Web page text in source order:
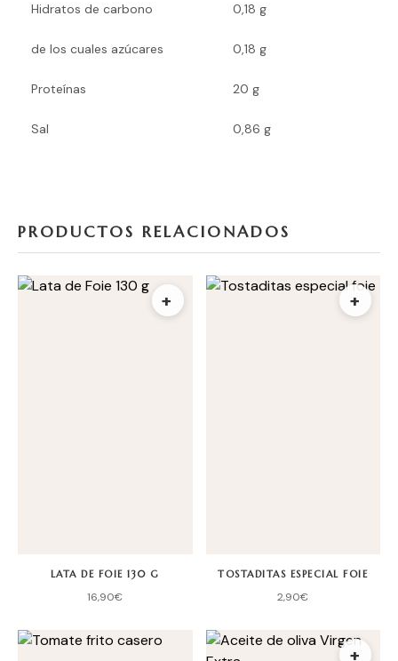
Hidratos de carbono 0,18 g
de los cuales azúcares 0,18 g
Proteínas 20 g
Sal 0,86 g
PRODUCTOS RELACIONADOS
+
LATA DE FOIE 130 G
16,90€
+
TOSTADITAS ESPECIAL FOIE
2,90€
+